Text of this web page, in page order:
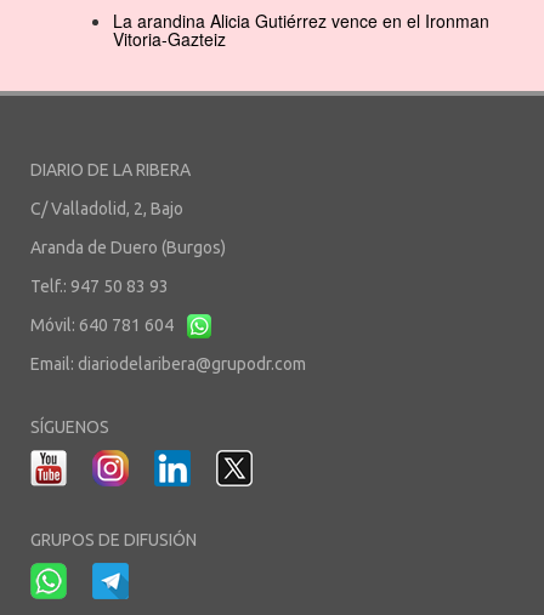
La arandina Alicia Gutiérrez vence en el Ironman
Vitoria-Gazteiz
DIARIO DE LA RIBERA
C/ Valladolid, 2, Bajo
Aranda de Duero (Burgos)
Telf.: 947 50 83 93
Móvil: 640 781 604
Email: diariodelaribera@grupodr.com
SÍGUENOS
GRUPOS DE DIFUSIÓN